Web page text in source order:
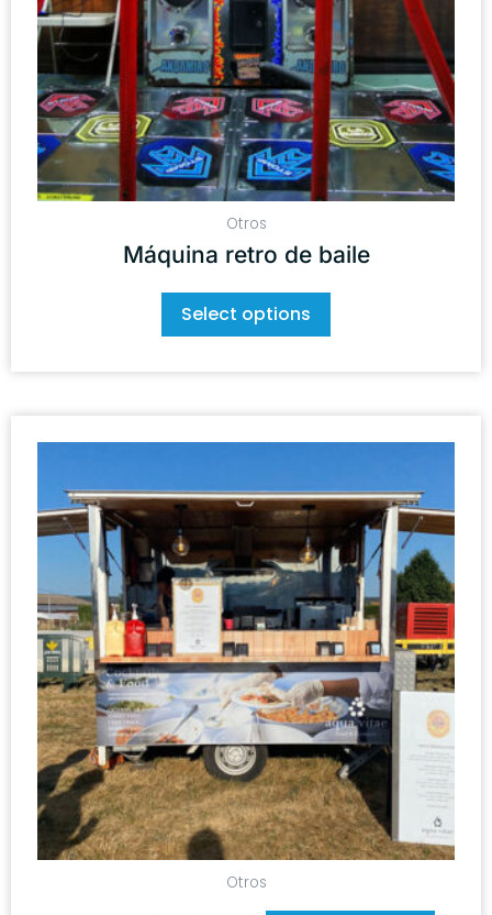
Otros
Máquina retro de baile
Select options
Otros